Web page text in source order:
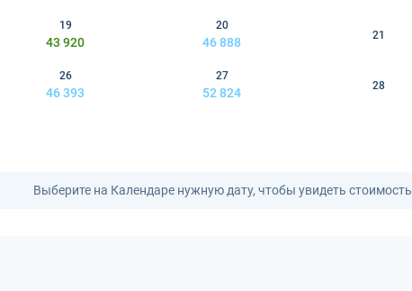
19
43 920
20
46 888
21
26
46 393
27
52 824
28
Выберите на Календаре нужную дату, чтобы увидеть стоимость